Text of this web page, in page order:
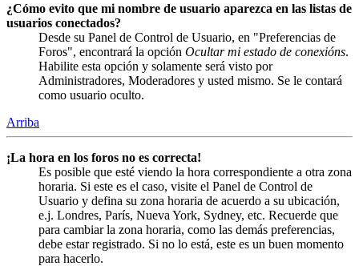
¿Cómo evito que mi nombre de usuario aparezca en las listas de
usuarios conectados?
Desde su Panel de Control de Usuario, en "Preferencias de
Foros", encontrará la opción Ocultar mi estado de conexións.
Habilite esta opción y solamente será visto por
Administradores, Moderadores y usted mismo. Se le contará
como usuario oculto.
Arriba
¡La hora en los foros no es correcta!
Es posible que esté viendo la hora correspondiente a otra zona
horaria. Si este es el caso, visite el Panel de Control de
Usuario y defina su zona horaria de acuerdo a su ubicación,
e.j. Londres, París, Nueva York, Sydney, etc. Recuerde que
para cambiar la zona horaria, como las demás preferencias,
debe estar registrado. Si no lo está, este es un buen momento
para hacerlo.